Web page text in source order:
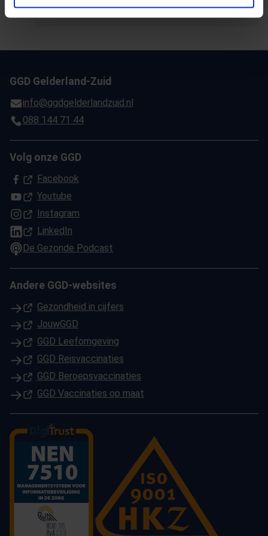
GGD Gelderland-Zuid
info@ggdgelderlandzuid.nl
088 144 71 44
Volg onze GGD
Facebook
(Opent in een nieuw tabblad)
Youtube
(Opent in een nieuw tabblad)
Instagram
(Opent in een nieuw tabblad)
LinkedIn
(Opent in een nieuw tabblad)
De Gezonde Podcast
Andere GGD-websites
Gezondheid in cijfers
(Opent in een nieuw tabblad)
JouwGGD
(Opent in een nieuw tabblad)
GGD Leefomgeving
(Opent in een nieuw tabblad)
GGD Reisvaccinaties
(Opent in een nieuw tabblad)
GGD Beroepsvaccinaties
(Opent in een nieuw tabblad)
GGD Vaccinaties op maat
(Opent in een nieuw tabblad)